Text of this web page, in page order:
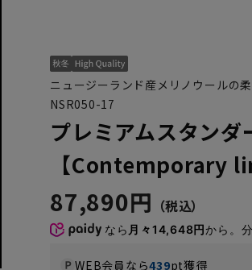
ニュージーランド産メリノウールの
NSR050-17
プレミアムスタンダ
【Contemporary
87,890円
なら 月々14,648円から。
WEB会員なら439pt獲得